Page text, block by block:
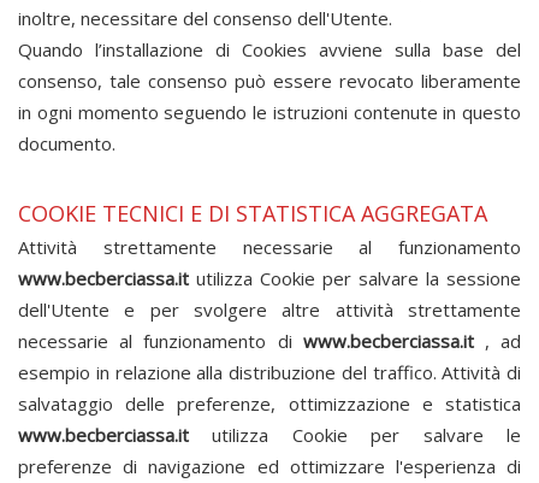
inoltre, necessitare del consenso dell'Utente.
Quando l’installazione di Cookies avviene sulla base del
consenso, tale consenso può essere revocato liberamente
in ogni momento seguendo le istruzioni contenute in questo
documento.
COOKIE TECNICI E DI STATISTICA AGGREGATA
Attività strettamente necessarie al funzionamento
www.becberciassa.it utilizza Cookie per salvare la sessione
dell'Utente e per svolgere altre attività strettamente
necessarie al funzionamento di www.becberciassa.it , ad
esempio in relazione alla distribuzione del traffico. Attività di
salvataggio delle preferenze, ottimizzazione e statistica
www.becberciassa.itutilizza Cookie per salvare le
preferenze di navigazione ed ottimizzare l'esperienza di